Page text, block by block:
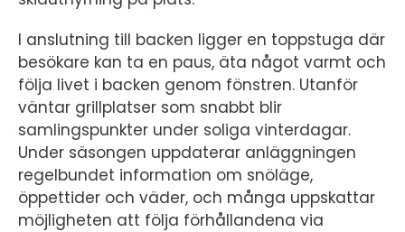
I anslutning till backen ligger en toppstuga där
besökare kan ta en paus, äta något varmt och
följa livet i backen genom fönstren. Utanför
väntar grillplatser som snabbt blir
samlingspunkter under soliga vinterdagar.
Under säsongen uppdaterar anläggningen
regelbundet information om snöläge,
öppettider och väder, och många uppskattar
möjligheten att följa förhållandena via